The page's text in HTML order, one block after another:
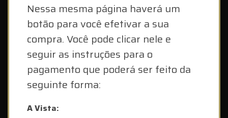
Nessa mesma página haverá um
botão para você efetivar a sua
compra. Você pode clicar nele e
seguir as instruções para o
pagamento que poderá ser feito da
seguinte forma:
A Vista: